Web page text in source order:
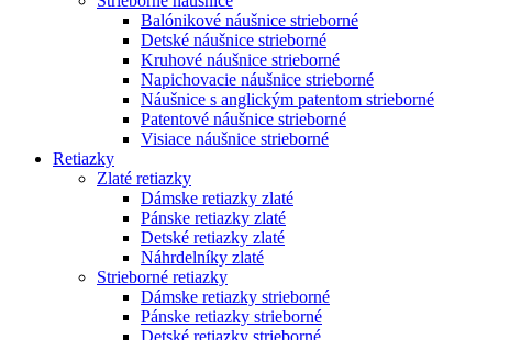
Balónikové náušnice strieborné
Detské náušnice strieborné
Kruhové náušnice strieborné
Napichovacie náušnice strieborné
Náušnice s anglickým patentom strieborné
Patentové náušnice strieborné
Visiace náušnice strieborné
Retiazky
Zlaté retiazky
Dámske retiazky zlaté
Pánske retiazky zlaté
Detské retiazky zlaté
Náhrdelníky zlaté
Strieborné retiazky
Dámske retiazky strieborné
Pánske retiazky strieborné
Detské retiazky strieborné